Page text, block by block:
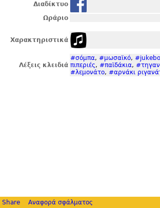
Διαδίκτυο
Ωράριο
Χαρακτηριστικά
Λέξεις κλειδιά
#σόμπα, #μωσαϊκό,
πιπεριές, #παϊδάκια,
#λεμονάτο, #αρνάκι
Share Αναφορά σφάλματος